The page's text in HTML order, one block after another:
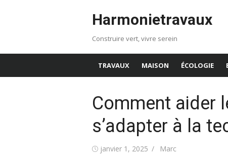
Harmonietravaux
Construire vert, vivre serein
TRAVAUX MAISON ÉCOLOGIE
Comment aider
s’adapter à la
Publiéjanvier 1, 2025 Auteur/autrice
Marc